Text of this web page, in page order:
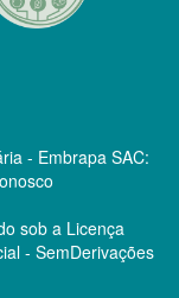
- Embrapa SAC:
sob a Licença
- SemDerivações